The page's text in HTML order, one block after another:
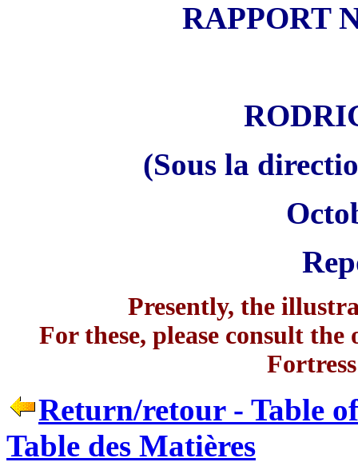
RAPPORT
(Sous la
Presently, the
For these, please consult
Return/retour - Table
Table des Matières